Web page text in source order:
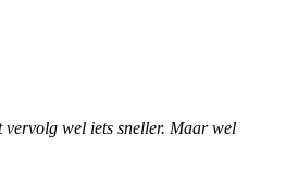
wel iets sneller. Maar wel